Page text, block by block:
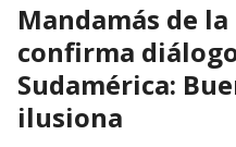
Mandamás de
confirma
Sudamérica:
ilusiona